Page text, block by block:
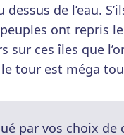
dessus de l’eau.
ont repris
sur ces îles que
tour est méga
par vos choix de